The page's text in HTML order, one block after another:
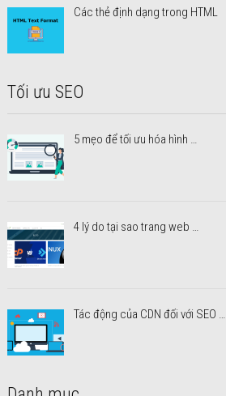
Các thẻ định dạng trong HTML
Tối ưu SEO
5 mẹo để tối ưu hóa hình …
4 lý do tại sao trang web …
Tác động của CDN đối với SEO …